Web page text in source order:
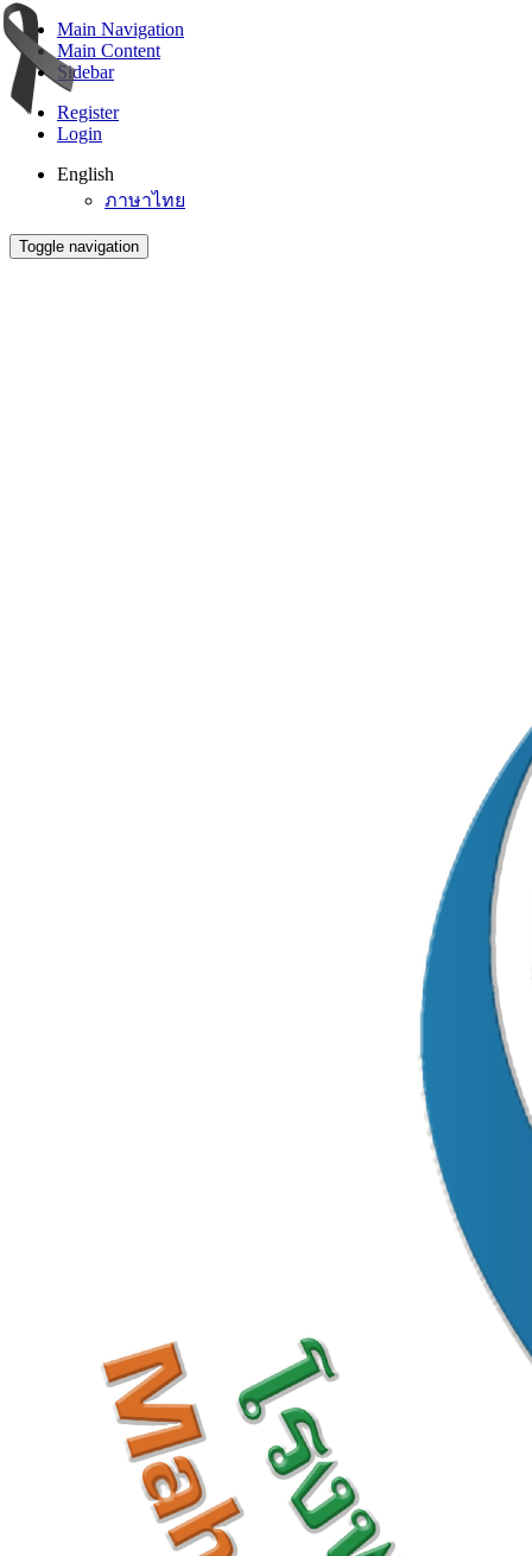
Main Navigation
Main Content
Sidebar
Register
Login
English
ภาษาไทย
Toggle navigation